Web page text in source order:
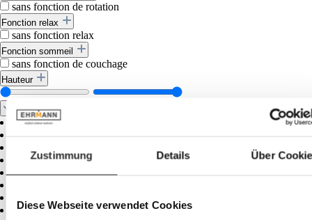
Zustimmung Details Über
Diese Webseite verwendet Cookies
sans fonction de rotation
Fonction relax
sans fonction relax
Fonction sommeil
sans fonction de couchage
Hauteur